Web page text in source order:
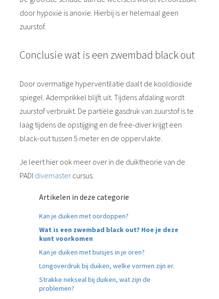
door hypoxie is anoxie. Hierbij is er helemaal geen
zuurstof.
Conclusie wat is een zwembad black out
Door overmatige hyperventilatie daalt de kooldioxide
spiegel. Ademprikkel blijft uit. Tijdens afdaling wordt
zuurstof verbruikt. De partiële gasdruk van zuurstof is te
laag tijdens de opstijging en de free-diver krijgt een
black-out tussen 5 meter en de oppervlakte.
Je leert hier ook meer over in de duiktheorie van de
PADI divemaster cursus.
Artikelen in deze categorie
Kan je duiken met oordoppen?
Wat is een zwembad black out? Hoe je deze
kunt voorkomen
Kan je duiken met buisjes in je oren?
Longoverdruk bij duiken, welke vormen zijn er.
Strakke nekseal bij duiken, wat zijn de
problemen?